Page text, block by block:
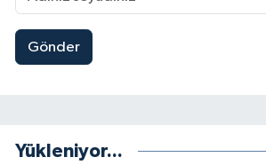
Gönder
Yükleniyor...